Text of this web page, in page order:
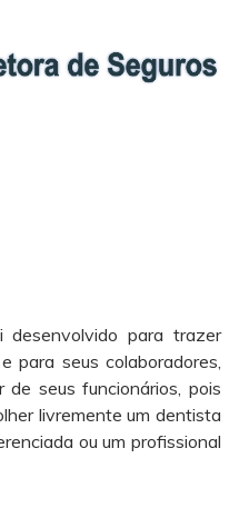
desenvolvido para trazer
para seus colaboradores,
seus funcionários, pois
livremente um dentista
ou um profissional